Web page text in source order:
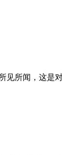
见所闻，这是